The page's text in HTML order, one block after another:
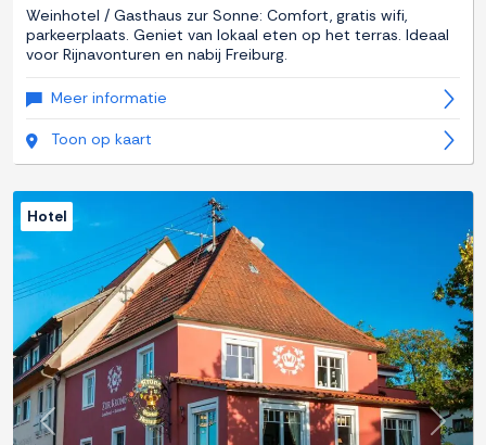
Weinhotel / Gasthaus zur Sonne: Comfort, gratis wifi,
parkeerplaats. Geniet van lokaal eten op het terras. Ideaal
voor Rijnavonturen en nabij Freiburg.
Meer informatie
Toon op kaart
Previous Next
Hotel